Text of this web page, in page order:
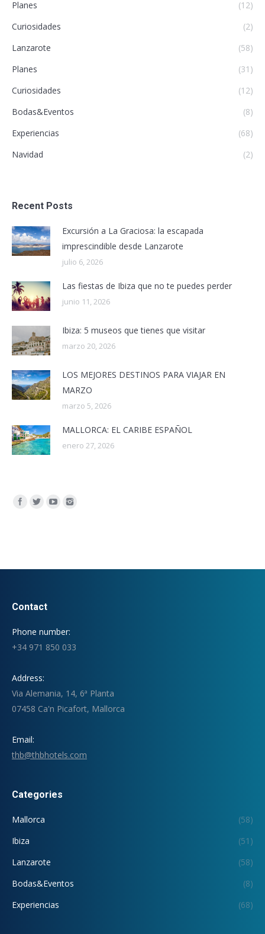
Planes
(12)
Curiosidades
(2)
Lanzarote
(58)
Planes
(31)
Curiosidades
(12)
Bodas&Eventos
(8)
Experiencias
(68)
Navidad
(2)
Recent Posts
Excursión a La Graciosa: la escapada
imprescindible desde Lanzarote
julio 6, 2026
Las fiestas de Ibiza que no te puedes perder
junio 11, 2026
Ibiza: 5 museos que tienes que visitar
marzo 20, 2026
LOS MEJORES DESTINOS PARA VIAJAR EN
MARZO
marzo 5, 2026
MALLORCA: EL CARIBE ESPAÑOL
enero 27, 2026
Encuéntranos en:
Contact
Phone number:
+34 971 850 033
Address:
Via Alemania, 14, 6ª Planta
07458 Ca'n Picafort, Mallorca
Email:
thb@thbhotels.com
Categories
Mallorca
(58)
Ibiza
(51)
Lanzarote
(58)
Bodas&Eventos
(8)
Experiencias
(68)